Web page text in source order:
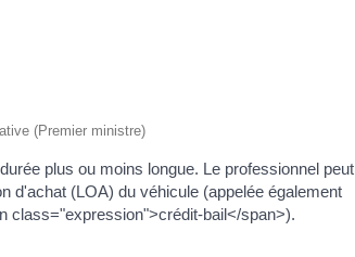
(Premier ministre)
plus ou moins longue. Le professionnel peut
d'achat (LOA) du véhicule (appelée également
class="expression">crédit-bail</span>).